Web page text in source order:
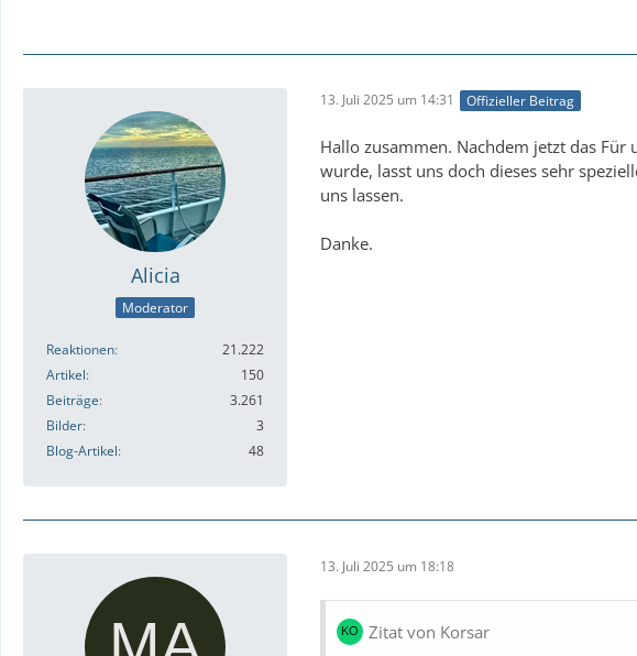
Alicia
Moderator
Reaktionen
21.222
Artikel
150
Beiträge
3.261
Bilder
3
Blog-Artikel
48
13. Juli 2025 um 14:31 Offizieller Beitrag
Hallo zusammen. Nachdem jetzt das
wurde, lasst uns doch dieses sehr
uns lassen.
Danke.
13. Juli 2025 um 18:18
Zitat von Korsar